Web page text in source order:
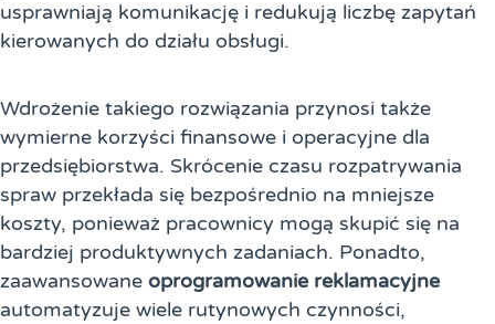
usprawniają komunikację i redukują liczbę zapytań
kierowanych do działu obsługi.
Wdrożenie takiego rozwiązania przynosi także
wymierne korzyści finansowe i operacyjne dla
przedsiębiorstwa. Skrócenie czasu rozpatrywania
spraw przekłada się bezpośrednio na mniejsze
koszty, ponieważ pracownicy mogą skupić się na
bardziej produktywnych zadaniach. Ponadto,
zaawansowane oprogramowanie reklamacyjne
automatyzuje wiele rutynowych czynności,